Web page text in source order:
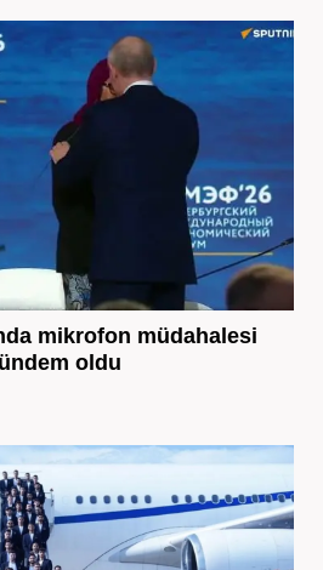
mikrofon müdahalesi
oldu